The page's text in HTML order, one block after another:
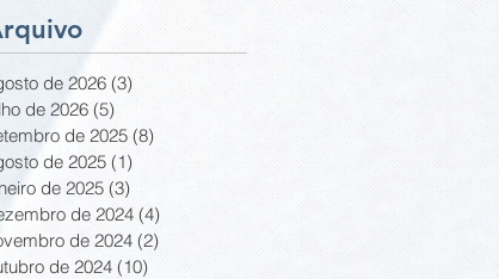
de 2026 (3)
de 2026 (5)
de 2025 (8)
de 2025 (1)
de 2025 (3)
de 2024 (4)
de 2024 (2)
de 2024 (10)